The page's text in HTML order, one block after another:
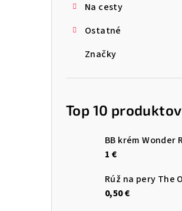
Na cesty
Ostatné
Značky
Top 10 produktov
1 €
0,50 €